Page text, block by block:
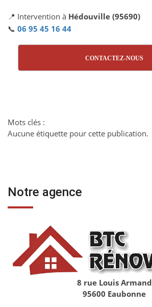
📍 Intervention à Hédouville (95690)
📞 06 95 45 16 44
CONTACTEZ-NOUS
Mots clés :
Aucune étiquette pour cette publication.
Notre agence
8 rue Louis Armand
95600 Eaubonne